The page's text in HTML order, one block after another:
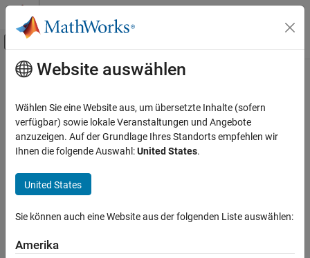
Weiter zum Inhalt
Umschaltung für Off-Canvas-
Startseite der Dokumentation
Author Block Masks
ON THIS PAGE
Syntax
Description
Input Arguments
Hauptinhalt
patch
Draw colored shape on block mask icon
collapse all in page
Syntax
patch(x,y,rgb)
Website auswählen
Wählen Sie eine Website aus, um übersetzte Inhalte (sofern
verfügbar) sowie lokale Veranstaltungen und Angebote
anzuzeigen. Auf der Grundlage Ihres Standorts empfehlen wir
Ihnen die folgende Auswahl:United States.
United States
Sie können auch eine Website aus der folgenden Liste auswählen:
Amerika